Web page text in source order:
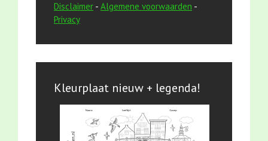
Disclaimer - Algemene voorwaarden -
Privacy
Kleurplaat nieuw + legenda!